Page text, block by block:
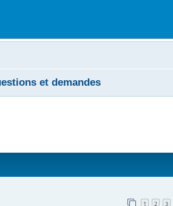
et demandes
1 2 3